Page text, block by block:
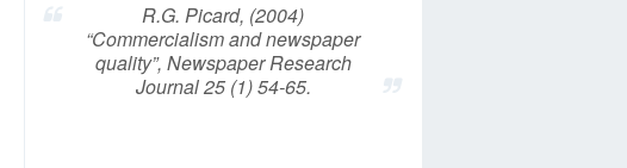
R.G. Picard, (2004)
“Commercialism and newspaper
quality”, Newspaper Research
Journal 25 (1) 54-65.